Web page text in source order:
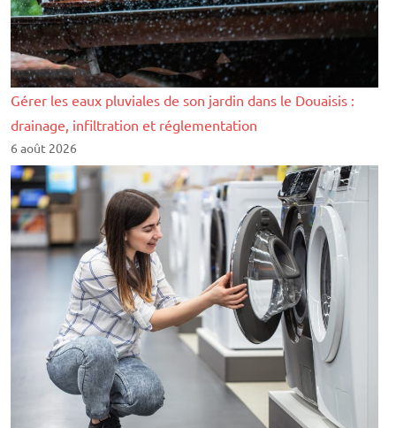
Gérer les eaux pluviales de son jardin dans le Douaisis :
drainage, infiltration et réglementation
6 août 2026